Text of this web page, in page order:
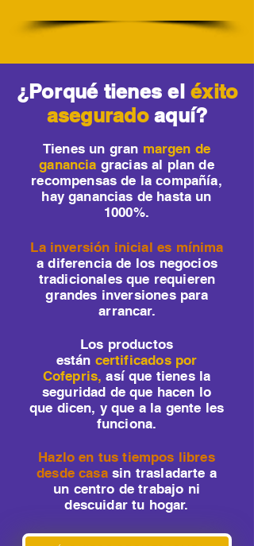
¿Porqué tienes eléxito
aseguradoaquí?
Tienes un gran margen de
ganancia gracias al plan de
recompensas de la compañía,
hay ganancias de hasta un
1000%.
La inversión inicial es mínima
a diferencia de los negocios
tradicionales que requieren
grandes inversiones para
arrancar.
Los productos
están certificados por
Cofepris, así que tienes la
seguridad de que hacen lo
que dicen, y que a la gente les
funciona.
Hazlo en tus tiempos libres
desde casasin trasladarte a
un centro de trabajo ni
descuidar tu hogar.